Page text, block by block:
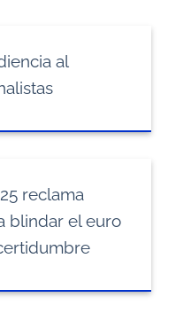
al
reclama
blindar el euro